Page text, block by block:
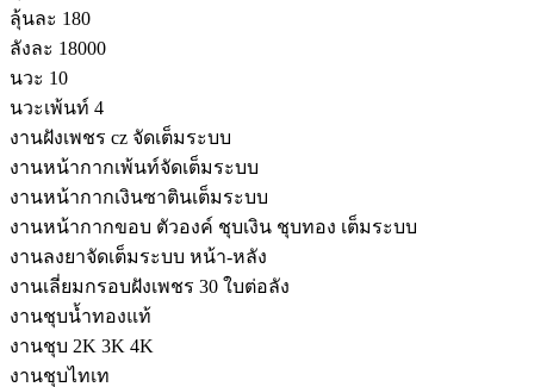
ลุ้นละ 180
ลังละ 18000
นวะ 10
นวะเพ้นท์ 4
งานฝังเพชร cz จัดเต็มระบบ
งานหน้ากากเพ้นท์จัดเต็มระบบ
งานหน้ากากเงินซาตินเต็มระบบ
งานหน้ากากขอบ ตัวองค์ ชุบเงิน ชุบทอง เต็มระบบ
งานลงยาจัดเต็มระบบ หน้า-หลัง
งานเลี่ยมกรอบฝังเพชร 30 ใบต่อลัง
งานชุบน้ำทองแท้
งานชุบ 2K 3K 4K
งานชุบไทเท